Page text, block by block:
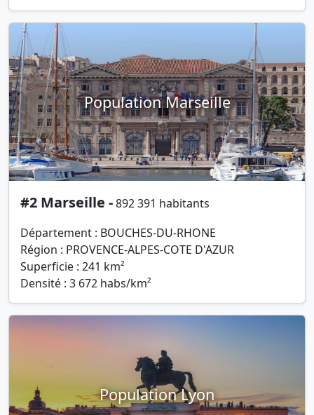
Population Marseille
#2 Marseille -892 391 habitants
Département : BOUCHES-DU-RHONE
Région : PROVENCE-ALPES-COTE D'AZUR
Superficie : 241 km²
Densité : 3 672 habs/km²
Population Lyon